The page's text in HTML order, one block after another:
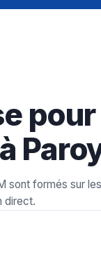
sont formés sur
direct.